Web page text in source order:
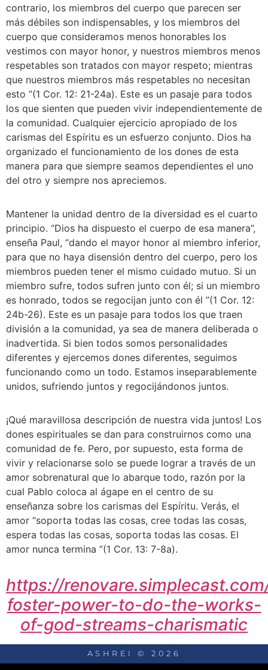
contrario, los miembros del cuerpo que parecen ser
más débiles son indispensables, y los miembros del
cuerpo que consideramos menos honorables los
vestimos con mayor honor, y nuestros miembros menos
respetables son tratados con mayor respeto; mientras
que nuestros miembros más respetables no necesitan
esto ”(1 Cor. 12: 21-24a). Este es un pasaje para todos
los que sienten que pueden vivir independientemente de
la comunidad. Cualquier ejercicio apropiado de los
carismas del Espíritu es un esfuerzo conjunto. Dios ha
organizado el funcionamiento de los dones de esta
manera para que siempre seamos dependientes el uno
del otro y siempre nos apreciemos.
Mantener la unidad dentro de la diversidad es el cuarto
principio. “Dios ha dispuesto el cuerpo de esa manera”,
enseña Paul, “dando el mayor honor al miembro inferior,
para que no haya disensión dentro del cuerpo, pero los
miembros pueden tener el mismo cuidado mutuo. Si un
miembro sufre, todos sufren junto con él; si un miembro
es honrado, todos se regocijan junto con él ”(1 Cor. 12:
24b-26). Este es un pasaje para todos los que traen
división a la comunidad, ya sea de manera deliberada o
inadvertida. Si bien todos somos personalidades
diferentes y ejercemos dones diferentes, seguimos
funcionando como un todo. Estamos inseparablemente
unidos, sufriendo juntos y regocijándonos juntos.
¡Qué maravillosa descripción de nuestra vida juntos! Los
dones espirituales se dan para construirnos como una
comunidad de fe. Pero, por supuesto, esta forma de
vivir y relacionarse solo se puede lograr a través de un
amor sobrenatural que lo abarque todo, razón por la
cual Pablo coloca al ágape en el centro de su
enseñanza sobre los carismas del Espíritu. Verás, el
amor “soporta todas las cosas, cree todas las cosas,
espera todas las cosas, soporta todas las cosas. El
amor nunca termina ”(1 Cor. 13: 7-8a).
https://
foster-power-to-do-the-works-
of-god-streams-charismatic
ASHREI © 2026